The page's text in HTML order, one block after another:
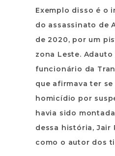
Exemplo disso é o
do assassinato de
de 2020, por um
zona Leste.
funcionário da
que afirmava ter
homicídio por
havia sido
dessa história, Jair
como o autor dos